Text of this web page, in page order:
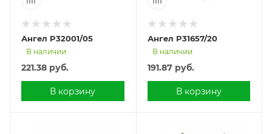
Ангел P32001/05
В наличии
221.38 руб.
В корзину
Ангел P31657/20
В наличии
191.87руб.
В корзину